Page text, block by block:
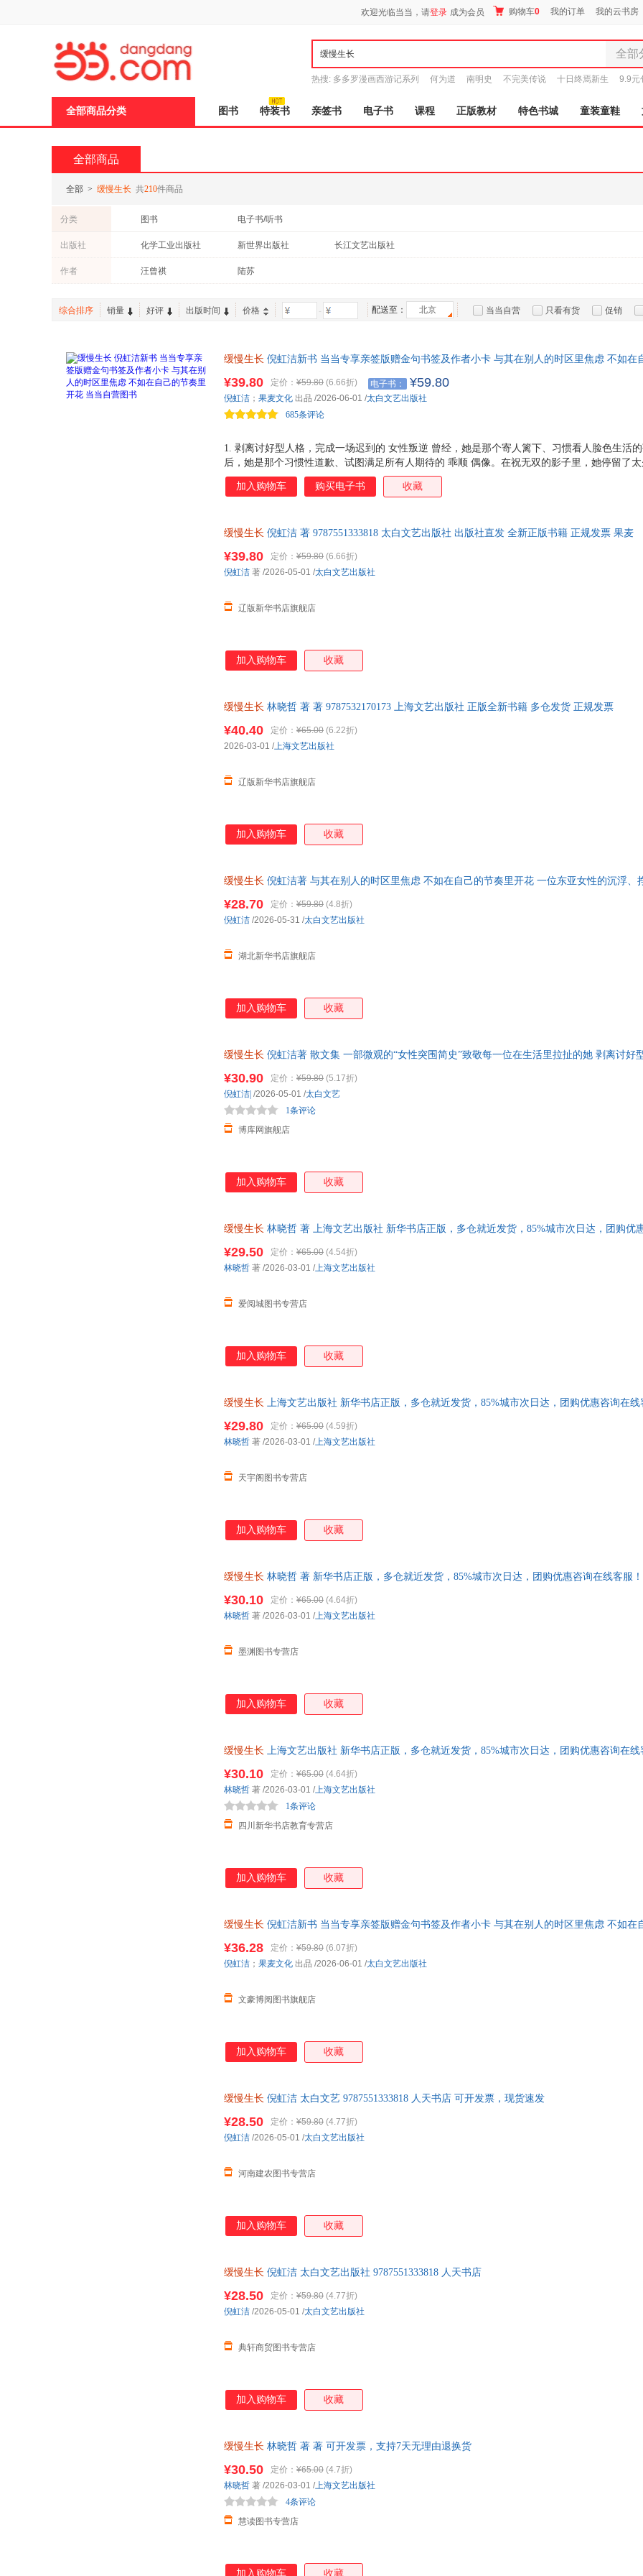
欢迎光临当当，请登录 成为会员 购物车0 我的订单 我的云书房
全部
全部
图书
电子书
鞋
手表
电脑
热搜: 多多罗漫画西游记系列 何为道 南明史 不完美传说 十日终焉新生 9.9元
全部商品分类 图书 特装书 亲签书 电子书 课程 正版教材 特色书城 童装童鞋
全部商品
全部 > 缓慢生长 共210件商品
分类 图书 电子书/听书
出版社 化学工业出版社 新世界出版社 长江文艺出版社
作者 汪曾祺 陆苏
综合排序 销量 好评 出版时间 价格 - 配送至： 北京 当当自营 只看有货 促销
缓慢生长 倪虹洁新书 当当专享亲签版赠金句书签及作者小卡 与其在别人的时区里焦虑 不如在
1. 剥离讨好型人格，完成一场迟到的 女性叛逆 曾经，她是那个寄人篱下、习惯看人脸色生活
后，她是那个习惯性道歉、试图满足所有人期待的 乖顺 偶像。在祝无双的影子里，她停留了
这本书记录了一个女性如何亲手打碎那面名为 乖巧 的镜子。在 40 岁这一年，倪虹洁选择与那
告别，从破碎的童年记忆中抽身，重新长出坚硬的边界与不合群的底气。这一次，她不再为谁
的自我该去向何方？ 她的故事，是无数女性的侧影：被
¥39.80 定价： ¥59.80 (6.66折) 电子书： ¥59.80
685条评论
倪虹洁 ； 果麦文化 出品 /2026-06-01 /太白文艺出版社
加入购物车 购买电子书 收藏
缓慢生长 倪虹洁 著 9787551333818 太白文艺出版社 出版社直发 全新正版书籍 正规发票 果麦
¥39.80 定价： ¥59.80 (6.66折)
辽版新华书店旗舰店
倪虹洁 著 /2026-05-01 /太白文艺出版社
加入购物车 收藏
缓慢生长 林晓哲 著 著 9787532170173 上海文艺出版社 正版全新书籍 多仓发货 正规发票
¥40.40 定价： ¥65.00 (6.22折)
辽版新华书店旗舰店
2026-03-01 /上海文艺出版社
加入购物车 收藏
缓慢生长 倪虹洁著 与其在别人的时区里焦虑 不如在自己的节奏里开花 一位东亚女性的沉浮、
¥28.70 定价： ¥59.80 (4.8折)
湖北新华书店旗舰店
倪虹洁 /2026-05-31 /太白文艺出版社
加入购物车 收藏
缓慢生长 倪虹洁著 散文集 一部微观的“女性突围简史”致敬每一位在生活里拉扯的她 剥离讨好
¥30.90 定价： ¥59.80 (5.17折)
博库网旗舰店
1条评论
倪虹洁| /2026-05-01 /太白文艺
加入购物车 收藏
缓慢生长 林晓哲 著 上海文艺出版社 新华书店正版，多仓就近发货，85%城市次日达，团购优
¥29.50 定价： ¥65.00 (4.54折)
爱阅城图书专营店
林晓哲 著 /2026-03-01 /上海文艺出版社
加入购物车 收藏
缓慢生长 上海文艺出版社 新华书店正版，多仓就近发货，85%城市次日达，团购优惠咨询在线
¥29.80 定价： ¥65.00 (4.59折)
天宇阁图书专营店
林晓哲 著 /2026-03-01 /上海文艺出版社
加入购物车 收藏
缓慢生长 林晓哲 著 新华书店正版，多仓就近发货，85%城市次日达，团购优惠咨询在线客服！
¥30.10 定价： ¥65.00 (4.64折)
墨渊图书专营店
林晓哲 著 /2026-03-01 /上海文艺出版社
加入购物车 收藏
缓慢生长 上海文艺出版社 新华书店正版，多仓就近发货，85%城市次日达，团购优惠咨询在线
¥30.10 定价： ¥65.00 (4.64折)
四川新华书店教育专营店
1条评论
林晓哲 著 /2026-03-01 /上海文艺出版社
加入购物车 收藏
缓慢生长 倪虹洁新书 当当专享亲签版赠金句书签及作者小卡 与其在别人的时区里焦虑 不如在
¥36.28 定价： ¥59.80 (6.07折)
文豪博阅图书旗舰店
倪虹洁 ； 果麦文化 出品 /2026-06-01 /太白文艺出版社
加入购物车 收藏
缓慢生长 倪虹洁 太白文艺 9787551333818 人天书店 可开发票，现货速发
¥28.50 定价： ¥59.80 (4.77折)
河南建农图书专营店
倪虹洁 /2026-05-01 /太白文艺出版社
加入购物车 收藏
缓慢生长 倪虹洁 太白文艺出版社 9787551333818 人天书店
¥28.50 定价： ¥59.80 (4.77折)
典轩商贸图书专营店
倪虹洁 /2026-05-01 /太白文艺出版社
加入购物车 收藏
缓慢生长 林晓哲 著 著 可开发票，支持7天无理由退换货
¥30.50 定价： ¥65.00 (4.7折)
慧读图书专营店
4条评论
林晓哲 著 /2026-03-01 /上海文艺出版社
加入购物车 收藏
页